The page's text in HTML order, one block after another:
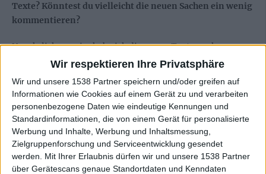
Wir respektieren Ihre Privatsphäre
Wir und unsere 1538 Partner speichern und/oder greifen auf
Informationen wie Cookies auf einem Gerät zu und verarbeiten
personenbezogene Daten wie eindeutige Kennungen und
Standardinformationen, die von einem Gerät für personalisierte
Werbung und Inhalte, Werbung und Inhaltsmessung,
Zielgruppenforschung und Serviceentwicklung gesendet
werden.
Mit Ihrer Erlaubnis dürfen wir und unsere 1538 Partner
über Gerätescans genaue Standortdaten und Kenndaten
Texte? Könntest du vielleicht die neuen Sachen ein wenig
kommentieren?
Um ehrlich zu sein, habe ich die neuen Texte noch gar
nicht gesehen, da müsstest du Bo fragen.
Was hat es mit der Verwendung der deutschen Sprache
auf sich? Ihr scheint sie zu mögen, schließlich verwendet
ihr sie sehr oft?
Deutsch ist eine coole Sprache, die sehr gut zu Death
Metal passt.